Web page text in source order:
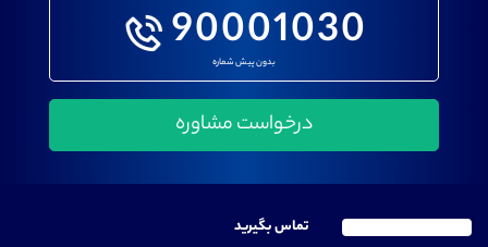
90001030
بدون پیش شماره
تماس بگیرید